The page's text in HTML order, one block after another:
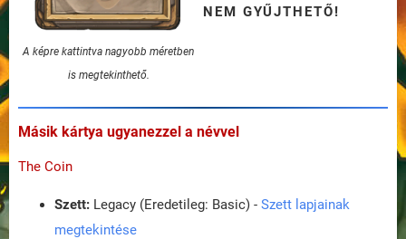
A képre kattintva nagyobb méretben
is megtekinthető.
NEM GYŰJTHETŐ!
Másik kártya ugyanezzel a névvel
The Coin
Szett: Legacy (Eredetileg: Basic) - Szett lapjainak
megtekintése